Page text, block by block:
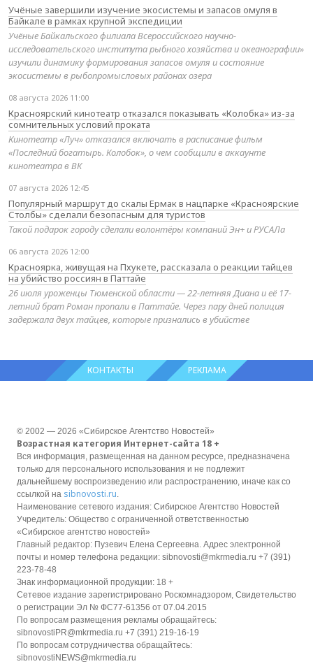
Учёные завершили изучение экосистемы и запасов омуля в
Байкале в рамках крупной экспедиции
Учёные Байкальского филиала Всероссийского научно-
исследовательского института рыбного хозяйства и океанографии»
изучили динамику формирования запасов омуля и состояние
экосистемы в рыбопромысловых районах озера
08 августа 2026 11:00
Красноярский кинотеатр отказался показывать «Колобка» из-за
сомнительных условий проката
Кинотеатр «Луч» отказался включать в расписание фильм
«Последний богатырь. Колобок», о чем сообщили в аккаунте
кинотеатра в ВК
07 августа 2026 12:45
Популярный маршрут до скалы Ермак в нацпарке «Красноярские
Столбы» сделали безопасным для туристов
Такой подарок городу сделали волонтёры компаний Эн+ и РУСАЛа
06 августа 2026 12:00
Красноярка, живущая на Пхукете, рассказала о реакции тайцев
на убийство россиян в Паттайе
26 июля уроженцы Тюменской области — 22-летняя Диана и её 17-
летний брат Роман пропали в Паттайе. Через пару дней полиция
задержала двух тайцев, которые признались в убийстве
КОНТАКТЫ РЕКЛАМА
© 2002 — 2026 «Сибирское Агентство Новостей»
Возрастная категория Интернет-сайта 18 +
Вся информация, размещенная на данном ресурсе, предназначена
только для персонального использования и не подлежит
дальнейшему воспроизведению или распространению, иначе как со
ссылкой на sibnovosti.ru
Наименование сетевого издания: Сибирское Агентство Новостей
Учредитель: Общество с ограниченной ответственностью
«Сибирское агентство новостей»
Главный редактор: Пузевич Елена Сергеевна. Адрес электронной
почты и номер телефона редакции: sibnovosti@mkrmedia.ru +7 (391)
223-78-48
Знак информационной продукции: 18 +
Сетевое издание зарегистрировано Роскомнадзором, Свидетельство
о регистрации Эл № ФС77-61356 от 07.04.2015
По вопросам размещения рекламы обращайтесь:
sibnovostiPR@mkrmedia.ru +7 (391) 219-16-19
По вопросам сотрудничества обращайтесь:
sibnovostiNEWS@mkrmedia.ru